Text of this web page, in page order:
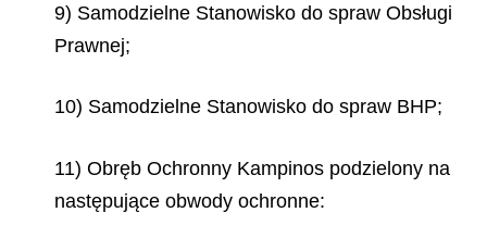
9) Samodzielne Stanowisko do spraw Obsługi
Prawnej;
10) Samodzielne Stanowisko do spraw BHP;
11) Obręb Ochronny Kampinos podzielony na
następujące obwody ochronne: